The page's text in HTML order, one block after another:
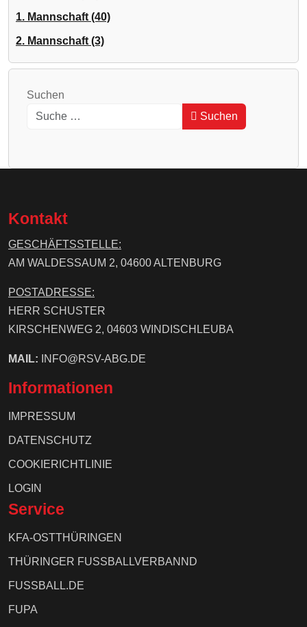
1. Mannschaft (40)
2. Mannschaft (3)
Suchen
Suchen
Kontakt
GESCHÄFTSSTELLE:
AM WALDESSAUM 2, 04600 ALTENBURG
POSTADRESSE:
HERR SCHUSTER
KIRSCHENWEG 2, 04603 WINDISCHLEUBA
MAIL: INFO@RSV-ABG.DE
Informationen
IMPRESSUM
DATENSCHUTZ
COOKIERICHTLINIE
LOGIN
Service
KFA-OSTTHÜRINGEN
THÜRINGER FUSSBALLVERBANND
FUSSBALL.DE
FUPA